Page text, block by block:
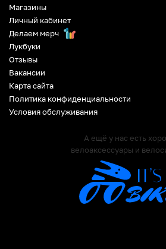
Магазины
Личный кабинет
Делаем мерч
Лукбуки
Отзывы
Вакансии
Карта сайта
Политика конфиденциальности
Условия обслуживания
А ещё у нас есть
велоаксессуары и